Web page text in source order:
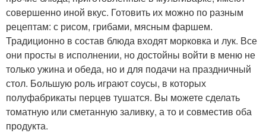
совершенно иной вкус. Готовить их можно по разным
рецептам: с рисом, грибами, мясным фаршем.
Традиционно в состав блюда входят морковка и лук. Все
они просты в исполнении, но достойны войти в меню не
только ужина и обеда, но и для подачи на праздничный
стол. Большую роль играют соусы, в которых
полуфабрикаты перцев тушатся. Вы можете сделать
томатную или сметанную заливку, а то и совместив оба
продукта.